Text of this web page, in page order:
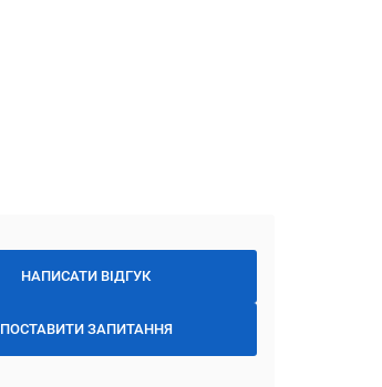
НАПИСАТИ ВІДГУК
ПОСТАВИТИ ЗАПИТАННЯ